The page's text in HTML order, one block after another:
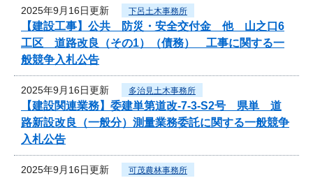
2025年9月16日更新 下呂土木事務所
【建設工事】公共 防災・安全交付金 他 山之口6
工区 道路改良（その1）（債務） 工事に関する一
般競争入札公告
2025年9月16日更新 多治見土木事務所
【建設関連業務】委建単第道改-7-3-S2号 県単 道
路新設改良（一般分）測量業務委託に関する一般競争
入札公告
2025年9月16日更新 可茂農林事務所